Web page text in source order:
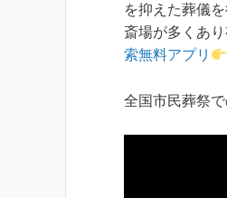
を抑えた葬儀
斎場が多くあ
索無料アプリ
全国市民葬祭